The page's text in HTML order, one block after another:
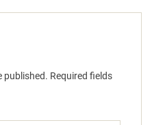
published. Required fields